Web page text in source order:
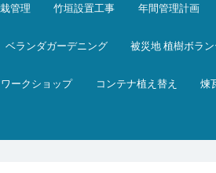
管理 竹垣設置工事 年間管理計画
ベランダガーデニング 被災地 植樹ボラ
ワークショップ コンテナ植え替え 煉